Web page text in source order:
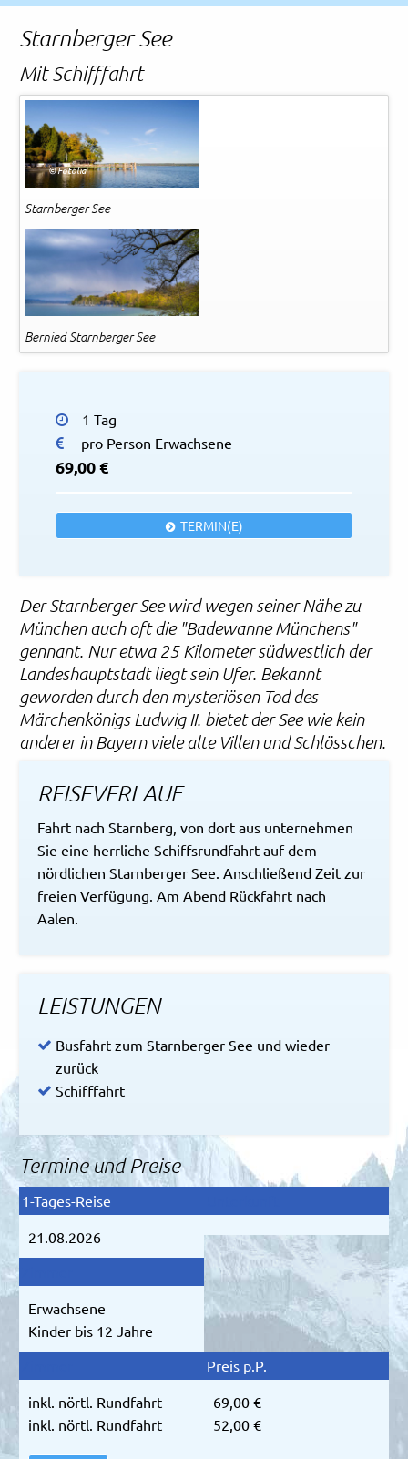
Starnberger See
Mit Schifffahrt
Starnberger See
© Fotolia
Bernied Starnberger See
1 Tag
pro Person Erwachsene
69,00 €
TERMIN(E)
Der Starnberger See wird wegen seiner Nähe zu
München auch oft die "Badewanne Münchens"
gennant. Nur etwa 25 Kilometer südwestlich der
Landeshauptstadt liegt sein Ufer. Bekannt
geworden durch den mysteriösen Tod des
Märchenkönigs Ludwig II. bietet der See wie kein
anderer in Bayern viele alte Villen und Schlösschen.
REISEVERLAUF
Fahrt nach Starnberg, von dort aus unternehmen
Sie eine herrliche Schiffsrundfahrt auf dem
nördlichen Starnberger See. Anschließend Zeit zur
freien Verfügung. Am Abend Rückfahrt nach
Aalen.
LEISTUNGEN
Busfahrt zum Starnberger See und wieder
zurück
Schifffahrt
Termine und Preise
21.08.2026
Erwachsene
Kinder bis 12 Jahre
inkl. nörtl. Rundfahrt
inkl. nörtl. Rundfahrt
69,00 €
52,00 €
Rechtliches und AGB
Reiseversicherung